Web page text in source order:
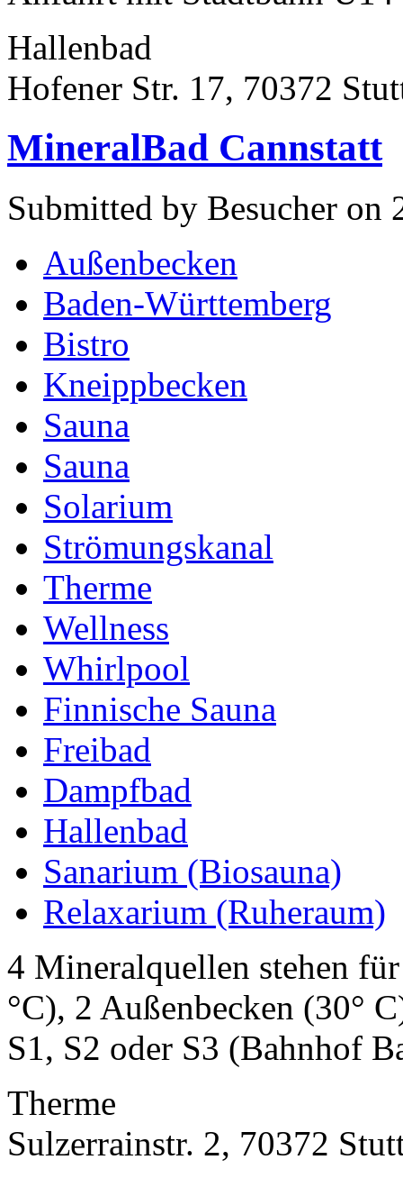
Hallenbad
Hofener Str. 17, 70372
MineralBad Cannstatt
Submitted by Besucher on
Außenbecken
Baden-Württemberg
Bistro
Kneippbecken
Sauna
Sauna
Solarium
Strömungskanal
Therme
Wellness
Whirlpool
Finnische Sauna
Freibad
Dampfbad
Hallenbad
Sanarium (Biosauna)
Relaxarium (Ruheraum)
4 Mineralquellen stehen
°C), 2 Außenbecken (30°
S1, S2 oder S3 (Bahnhof
Therme
Sulzerrainstr. 2, 70372